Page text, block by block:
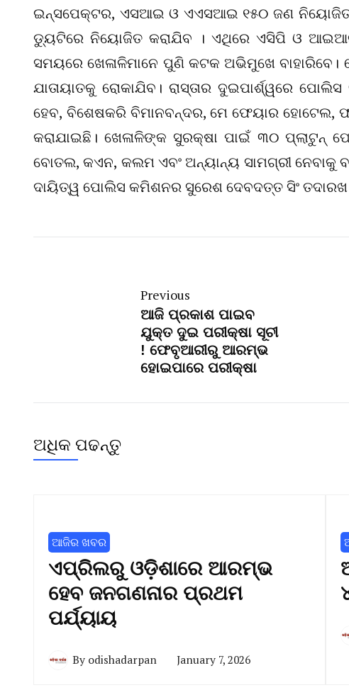
ଇନ୍ସପେକ୍ଟର, ଏସଆଇ ଓ ଏଏସଆଇ ୧୫୦ ଜଣ
ଡ୍ୟୁଟିରେ ନିୟୋଜିତ କରାଯିବ । ଏଥିରେ ଏସିପି ଓ
ସମୟରେ ଖେଳାଳିମାନେ ପୁଣି କଟକ ଅଭିମୁଖେ
ଯାତାୟାତକୁ ରୋକାଯିବ। ରାସ୍ତାର ଦୁଇପାର୍ଶ୍ୱରେ
ହେବ, ବିଶେଷକରି ବିମାନବନ୍ଦର, ମେ ଫେୟାର ହୋଟେଲ,
କରାଯାଇଛି। ଖେଳାଳିଙ୍କ ସୁରକ୍ଷା ପାଇଁ ୩୦
ବୋତଲ, କଏନ, କଲମ ଏବଂ ଅନ୍ୟାନ୍ୟ ସାମଗ୍ରୀ ନେବାକୁ
ଦାୟିତ୍ୱ ପୋଲିସ କମିଶନର ସୁରେଶ ଦେବଦତ୍ତ ସିଂ
Previous
ଆଜି ପ୍ରକାଶ ପାଇବ
ଯୁକ୍ତ ଦୁଇ ପରୀକ୍ଷା ସୂଚୀ
! ଫେବୃଆରୀରୁ ଆରମ୍ଭ
ହୋଇପାରେ ପରୀକ୍ଷା
ଅଧିକ ପଢନ୍ତୁ
ଆଜିର ଖବର
ଏପ୍ରିଲରୁ ଓଡ଼ିଶାରେ ଆରମ୍ଭ
ହେବ ଜନଗଣନାର ପ୍ରଥମ
ପର୍ଯ୍ୟାୟ
By odishadarpan January 7, 2026